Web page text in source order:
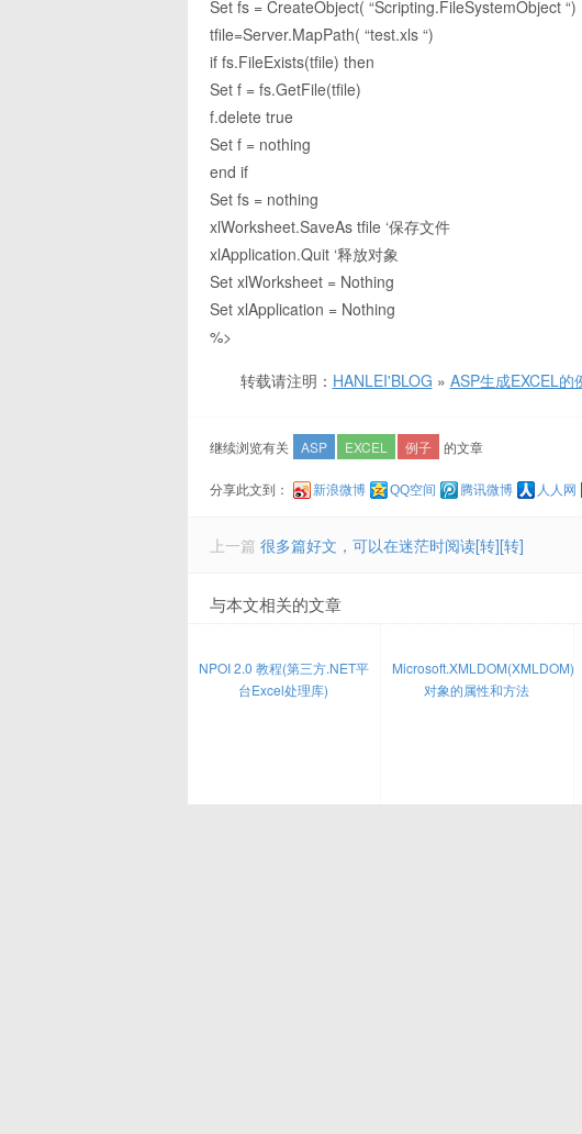
Set fs = CreateObject( “Scripting.FileSystemObject “)
tfile=Server.MapPath( “test.xls “)
if fs.FileExists(tfile) then
Set f = fs.GetFile(tfile)
f.delete true
Set f = nothing
end if
Set fs = nothing
xlWorksheet.SaveAs tfile ‘保存文件
xlApplication.Quit ‘释放对象
Set xlWorksheet = Nothing
Set xlApplication = Nothing
%>
转载请注明： HANLEI'BLOG » ASP生成EXCEL的
继续浏览有关 ASP EXCEL 例子 的文章
分享此文到： 新浪微博 QQ空间 腾讯微博 人人网
上一篇 很多篇好文，可以在迷茫时阅读[转][转]
与本文相关的文章
NPOI 2.0 教程(第三方.NET平
台Excel处理库)
Microsoft.XMLDOM(XMLDOM)
对象的属性和方法